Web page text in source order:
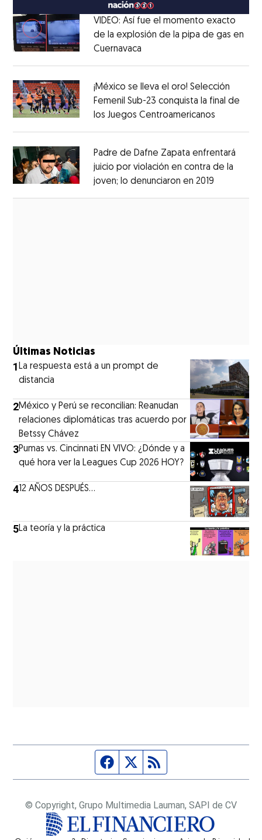
VIDEO: Así fue el momento exacto
de la explosión de la pipa de gas en
Cuernavaca
¡México se lleva el oro! Selección
Femenil Sub-23 conquista la final de
los Juegos Centroamericanos
Padre de Dafne Zapata enfrentará
juicio por violación en contra de la
joven; lo denunciaron en 2019
Últimas Noticias
1La respuesta está a un prompt de
distancia
2México y Perú se reconcilian: Reanudan
relaciones diplomáticas tras acuerdo por
Betssy Chávez
3Pumas vs. Cincinnati EN VIVO: ¿Dónde y a
qué hora ver la Leagues Cup 2026 HOY?
412 AÑOS DESPUÉS...
5La teoría y la práctica
Página de Facebook
Fuente Twitter
© Copyright, Grupo Multimedia Lauman, SAPI de CV